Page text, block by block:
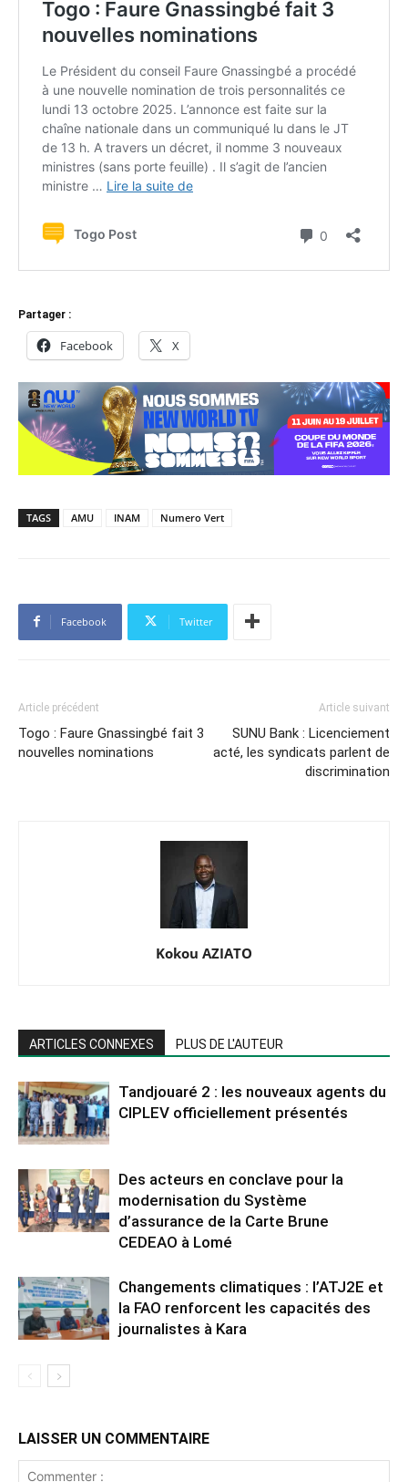
Partager :
Facebook X
TAGS AMU INAM Numero Vert
Facebook Twitter
Article précédent
Togo : Faure Gnassingbé fait 3
nouvelles nominations
Article suivant
SUNU Bank : Licenciement
acté, les syndicats parlent de
discrimination
Kokou AZIATO
ARTICLES CONNEXES PLUS DE L'AUTEUR
Tandjouaré 2 : les nouveaux agents du
CIPLEV officiellement présentés
Des acteurs en conclave pour la
modernisation du Système
d’assurance de la Carte Brune
CEDEAO à Lomé
Changements climatiques : l’ATJ2E et
la FAO renforcent les capacités des
journalistes à Kara
LAISSER UN COMMENTAIRE